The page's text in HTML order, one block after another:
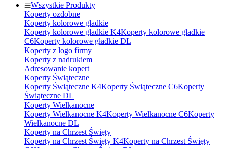
Wszystkie Produkty
Koperty ozdobne
Koperty kolorowe gładkie
Koperty kolorowe gładkie K4Koperty kolorowe gładkie
C6Koperty kolorowe gładkie DL
Koperty z logo firmy
Koperty z nadrukiem
Adresowanie kopert
Koperty Świąteczne
Koperty Świąteczne K4Koperty Świąteczne C6Koperty
Świąteczne DL
Koperty Wielkanocne
Koperty Wielkanocne K4Koperty Wielkanocne C6Koperty
Wielkanocne DL
Koperty na Chrzest Święty
Koperty na Chrzest Święty K4Koperty na Chrzest Święty